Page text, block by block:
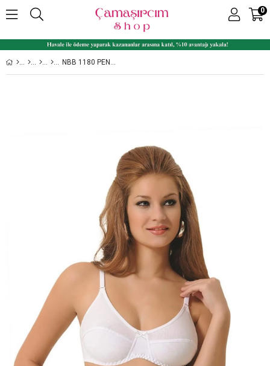
0
NBB 1180 PENYE TOPARLAYICI SÜTYEN